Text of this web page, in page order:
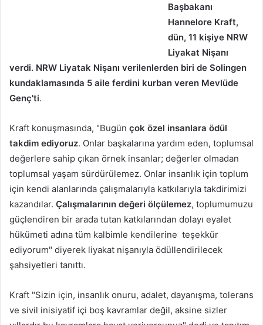
Başbakanı
Hannelore Kraft,
dün, 11 kişiye NRW
Liyakat Nişanı
verdi. NRW Liyatak Nişanı verilenlerden biri de Solingen
kundaklamasında 5 aile ferdini kurban veren Mevlüde
Genç'ti.
Kraft konuşmasında, "Bugün çok özel insanlara ödül
takdim ediyoruz. Onlar başkalarına yardım eden, toplumsal
değerlere sahip çıkan örnek insanlar; değerler olmadan
toplumsal yaşam sürdürülemez. Onlar insanlık için toplum
için kendi alanlarında çalışmalarıyla katkılarıyla takdirimizi
kazandılar. Çalışmalarının değeri ölçülemez, toplumumuzu
güçlendiren bir arada tutan katkılarından dolayı eyalet
hükümeti adına tüm kalbimle kendilerine teşekkür
ediyorum" diyerek liyakat nişanıyla ödüllendirilecek
şahsiyetleri tanıttı.
Kraft "Sizin için, insanlık onuru, adalet, dayanışma, tolerans
ve sivil inisiyatif içi boş kavramlar değil, aksine sizler